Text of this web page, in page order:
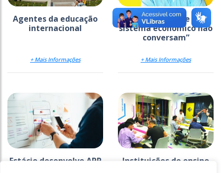
Agentes da educação
internacional
+ Mais Informações
“A educação e o
sistema econômico não
conversam”
+ Mais Informações
Estácio desenvolve APP
Instituições de ensino